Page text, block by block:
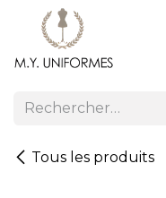
Se rendre au contenu
Tous les produits